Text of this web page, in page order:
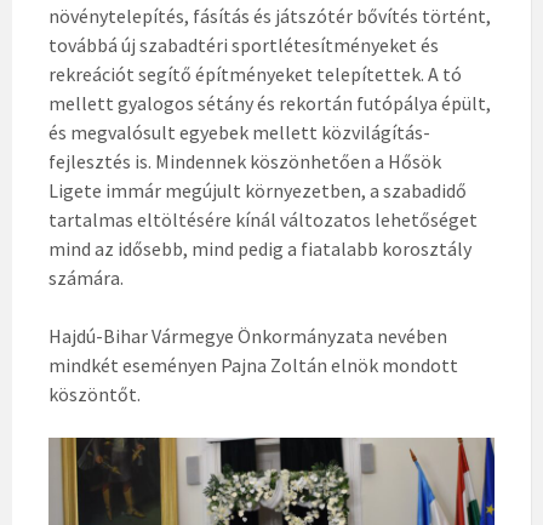
növénytelepítés, fásítás és játszótér bővítés történt,
továbbá új szabadtéri sportlétesítményeket és
rekreációt segítő építményeket telepítettek. A tó
mellett gyalogos sétány és rekortán futópálya épült,
és megvalósult egyebek mellett közvilágítás-
fejlesztés is. Mindennek köszönhetően a Hősök
Ligete immár megújult környezetben, a szabadidő
tartalmas eltöltésére kínál változatos lehetőséget
mind az idősebb, mind pedig a fiatalabb korosztály
számára.
Hajdú-Bihar Vármegye Önkormányzata nevében
mindkét eseményen Pajna Zoltán elnök mondott
köszöntőt.